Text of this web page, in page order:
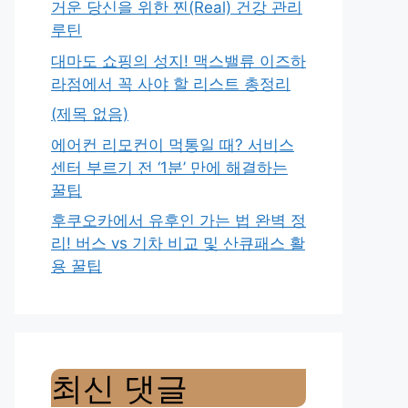
거운 당신을 위한 찐(Real) 건강 관리
루틴
대마도 쇼핑의 성지! 맥스밸류 이즈하
라점에서 꼭 사야 할 리스트 총정리
(제목 없음)
에어컨 리모컨이 먹통일 때? 서비스
센터 부르기 전 ‘1분’ 만에 해결하는
꿀팁
후쿠오카에서 유후인 가는 법 완벽 정
리! 버스 vs 기차 비교 및 산큐패스 활
용 꿀팁
최신 댓글